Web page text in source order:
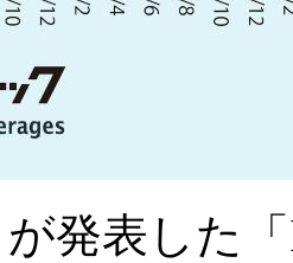
発表した